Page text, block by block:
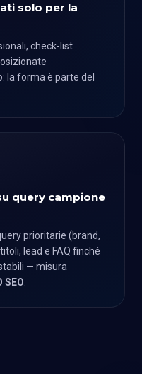
solo per la
check-list
la forma è parte del
query campione
prioritarie (brand,
lead e FAQ finché
— misura
SEO